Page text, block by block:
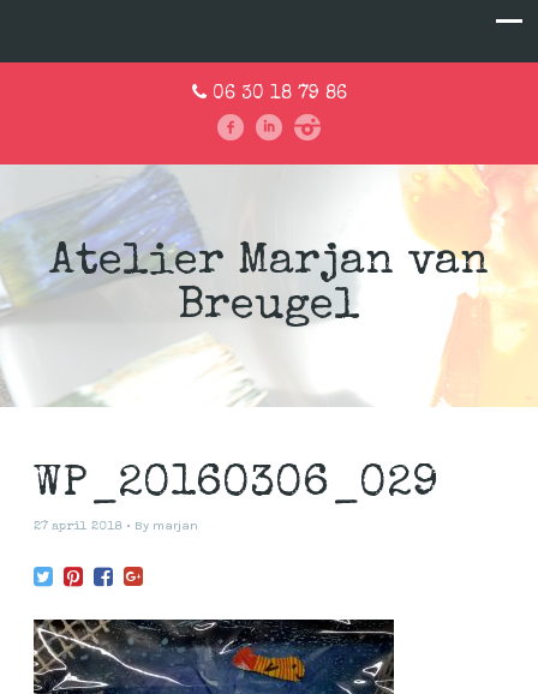
06 30 18 79 86
Atelier Marjan van
Breugel
WP_20160306_029
27 april 2018 By marjan